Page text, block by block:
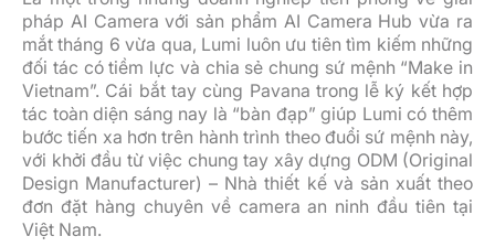
pháp AI Camera với sản phẩm AI Camera Hub vừa ra
mắt tháng 6 vừa qua, Lumi luôn ưu tiên tìm kiếm những
đối tác có tiềm lực và chia sẻ chung sứ mệnh “Make in
Vietnam”. Cái bắt tay cùng Pavana trong lễ ký kết hợp
tác toàn diện sáng nay là “bàn đạp” giúp Lumi có thêm
bước tiến xa hơn trên hành trình theo đuổi sứ mệnh này,
với khởi đầu từ việc chung tay xây dựng ODM (Original
Design Manufacturer) – Nhà thiết kế và sản xuất theo
đơn đặt hàng chuyên về camera an ninh đầu tiên tại
Việt Nam.